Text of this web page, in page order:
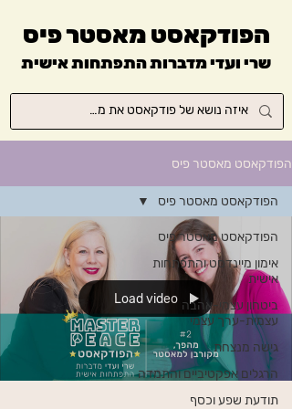
הפודקאסט מאסטר פיס
שרי ועדי מדברות התפתחות אישית
הפודקאסט מאסטר פיס
הפודקאסט מאסטר פיס
אימון מיינדסט והתפתחות
אישית
ביטחון עצמי-אהבה
עצמית-ערך עצמי
גישה מנצחת
הרגלים אפקטיביים והתמדה
תודעת שפע וכסף
הפודקאסט מאסטר פיס
Load video